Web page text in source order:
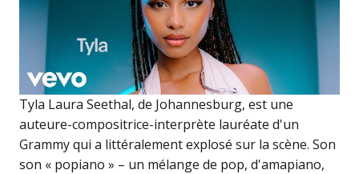
Tyla Laura Seethal, de Johannesburg, est une
auteure-compositrice-interprète lauréate d'un
Grammy qui a littéralement explosé sur la scène. Son
son « popiano » – un mélange de pop, d'amapiano,